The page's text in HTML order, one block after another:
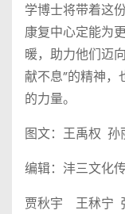
学博士将带着这
康复中心定能为
暖，助力他们迈
献不息”的精神
的力量。
图文：王禹权
编辑：沣三文化
贾秋宇 王秫宁